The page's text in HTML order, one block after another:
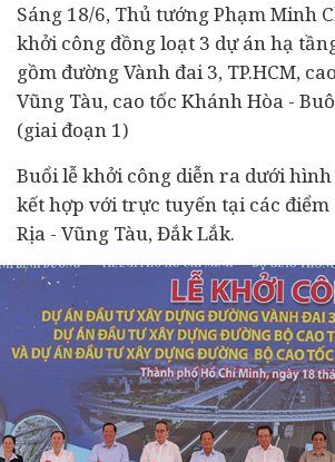
Sáng 18/6, Thủ tướng Phạm Minh
khởi công đồng loạt 3 dự ánhạ
gồm đường Vành đai 3, TP.HCM,
Vũng Tàu, cao tốc Khánh Hòa -
(giai đoạn 1)
Buổi lễ khởi công diễn ra dưới
kết hợp với trực tuyến tại các điểm
Rịa - Vũng Tàu, Đắk Lắk.